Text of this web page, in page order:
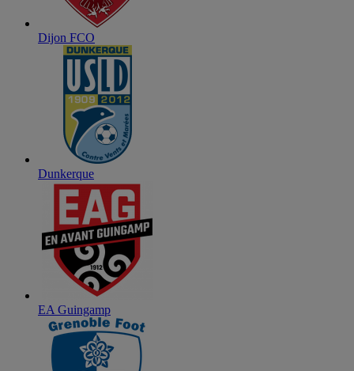
Dijon FCO
Dunkerque
EA Guingamp